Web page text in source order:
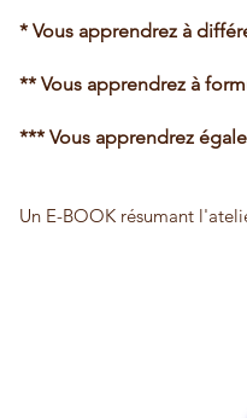
* Vous apprendrez à
** Vous apprendrez à
*** Vous apprendrez
Un E-BOOK résumant